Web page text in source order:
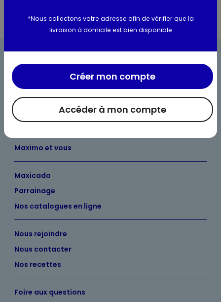
Bienvenue chez Maximo
Maximo et vous
Maxicado
Parrainage
Nos catalogues en ligne
Nous rejoindre
Nous contacter
Nos recettes
Foire aux questions
*Nous collectons votre adresse afin de vérifier que la
livraison à domicile est bien disponible
Accéder à mon compte
Créer mon compte